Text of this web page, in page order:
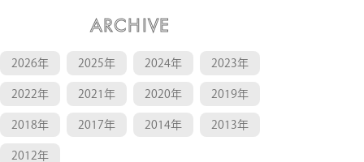
ARCHIVE
2026年 2025年 2024年 2023年
2022年 2021年 2020年 2019年
2018年 2017年 2014年 2013年
2012年